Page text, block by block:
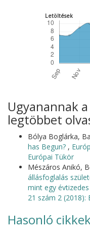
Letöltések
Ugyanannak
legtöbbet
Bólya Boglárka,
has Begun? ,
Európai Tükör
Mészáros Anikó,
állásfoglalás
mint egy
21 szám 2 (2018):
Hasonló